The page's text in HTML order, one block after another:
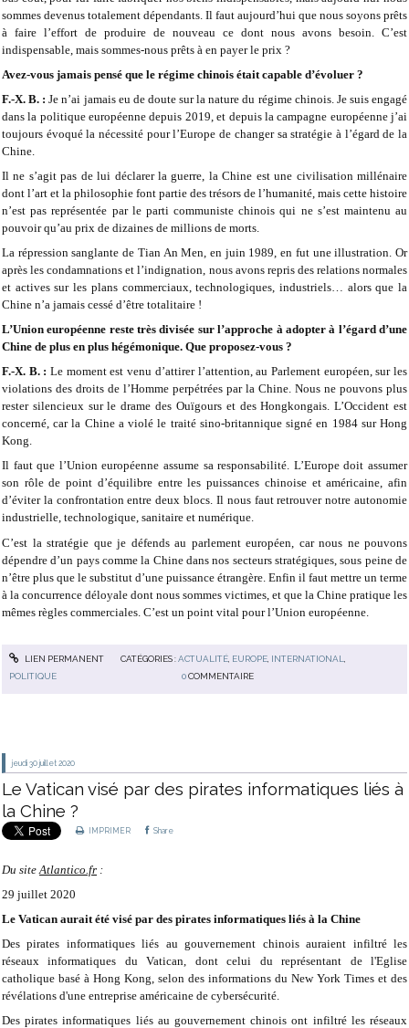
sommes devenus totalement dépendants. Il faut aujourd’hui que nous soyons prêts
à faire l’effort de produire de nouveau ce dont nous avons besoin. C’est
indispensable, mais sommes-nous prêts à en payer le prix ?
Avez-vous jamais pensé que le régime chinois était capable d’évoluer ?
F.-X. B. : Je n’ai jamais eu de doute sur la nature du régime chinois. Je suis engagé
dans la politique européenne depuis 2019, et depuis la campagne européenne j’ai
toujours évoqué la nécessité pour l’Europe de changer sa stratégie à l’égard de la
Chine.
Il ne s’agit pas de lui déclarer la guerre, la Chine est une civilisation millénaire
dont l’art et la philosophie font partie des trésors de l’humanité, mais cette histoire
n’est pas représentée par le parti communiste chinois qui ne s’est maintenu au
pouvoir qu’au prix de dizaines de millions de morts.
La répression sanglante de Tian An Men, en juin 1989, en fut une illustration. Or
après les condamnations et l’indignation, nous avons repris des relations normales
et actives sur les plans commerciaux, technologiques, industriels… alors que la
Chine n’a jamais cessé d’être totalitaire !
L’Union européenne reste très divisée sur l’approche à adopter à l’égard d’une
Chine de plus en plus hégémonique. Que proposez-vous ?
F.-X. B. : Le moment est venu d’attirer l’attention, au Parlement européen, sur les
violations des droits de l’Homme perpétrées par la Chine. Nous ne pouvons plus
rester silencieux sur le drame des Ouïgours et des Hongkongais. L’Occident est
concerné, car la Chine a violé le traité sino-britannique signé en 1984 sur Hong
Kong.
Il faut que l’Union européenne assume sa responsabilité. L’Europe doit assumer
son rôle de point d’équilibre entre les puissances chinoise et américaine, afin
d’éviter la confrontation entre deux blocs. Il nous faut retrouver notre autonomie
industrielle, technologique, sanitaire et numérique.
C’est la stratégie que je défends au parlement européen, car nous ne pouvons
dépendre d’un pays comme la Chine dans nos secteurs stratégiques, sous peine de
n’être plus que le substitut d’une puissance étrangère. Enfin il faut mettre un terme
à la concurrence déloyale dont nous sommes victimes, et que la Chine pratique les
mêmes règles commerciales. C’est un point vital pour l’Union européenne.
LIEN PERMANENT CATÉGORIES :ACTUALITÉ, EUROPE, INTERNATIONAL
POLITIQUE
0 COMMENTAIRE
jeudi 30 juillet 2020
Le Vatican visé par des pirates informatiques liés à
la Chine ?
IMPRIMER Share
Du site Atlantico.fr :
29 juillet 2020
Le Vatican aurait été visé par des pirates informatiques liés à la Chine
Des pirates informatiques liés au gouvernement chinois auraient infiltré les
réseaux informatiques du Vatican, dont celui du représentant de l'Eglise
catholique basé à Hong Kong, selon des informations du New York Times et des
révélations d'une entreprise américaine de cybersécurité.
Des pirates informatiques liés au gouvernement chinois ont infiltré les réseaux